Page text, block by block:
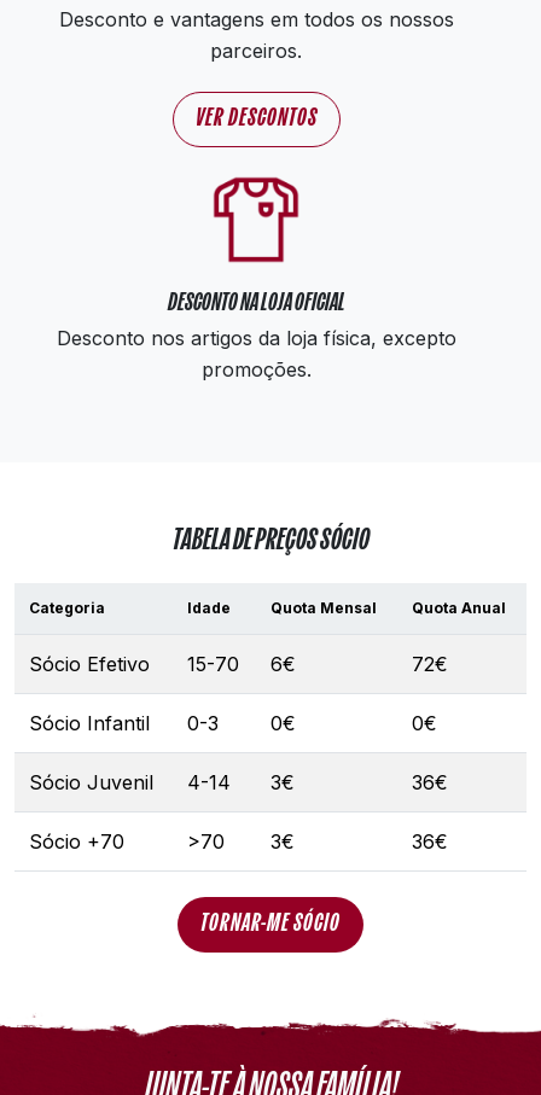
Desconto e vantagens em todos os nossos
parceiros.
VER DESCONTOS
DESCONTO NA LOJA OFICIAL
Desconto nos artigos da loja física, excepto
promoções.
TABELA DE PREÇOS SÓCIO
Categoria Idade Quota Mensal Quota Anual
Sócio Efetivo 15-70 6€ 72€
Sócio Infantil 0-3 0€ 0€
Sócio Juvenil 4-14 3€ 36€
Sócio +70 >70 3€ 36€
TORNAR-ME SÓCIO